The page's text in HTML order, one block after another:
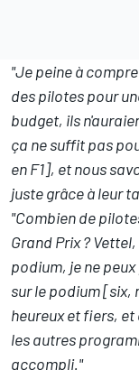
"Je peine à
des pilotes pour
budget, ils
ça ne suffit pas
en F1], et nous
juste grâce à leur
"Combien de
Grand Prix ?
podium, je ne
sur le podium [six,
heureux et fiers,
les autres
accompli."